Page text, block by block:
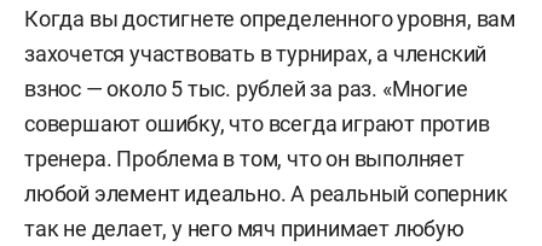
Когда вы достигнете определенного уровня, вам
захочется участвовать в турнирах, а членский
взнос — около 5 тыс. рублей за раз. «Многие
совершают ошибку, что всегда играют против
тренера. Проблема в том, что он выполняет
любой элемент идеально. А реальный соперник
так не делает, у него мяч принимает любую